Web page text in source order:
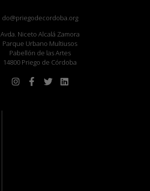
do@priegodecordoba.org
Avda. Niceto Alcalá Zamora
Parque Urbano Multiusos
Pabellón de las Artes
14800 Priego de Córdoba